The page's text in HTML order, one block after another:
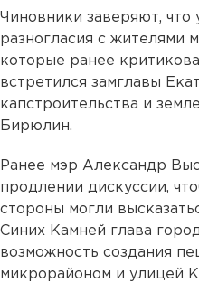
Чиновники заверяют, что
разногласия с жителями
которые ранее
встретился замглавы
капстроительства и
Бирюлин.
Ранее мэр Александр
продлении дискуссии,
стороны могли
Синих Камней глава
возможность создания
микрорайоном и улицей